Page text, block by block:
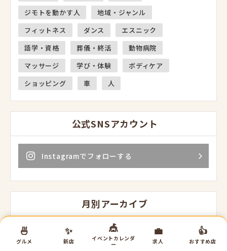
ジモトを動かす人
地域・ジャンル
フィットネス
ダンス
エスニック
語学・資格
葬儀・終活
動物病院
マッサージ
学び・体験
ボディケア
ショッピング
車 人
公式SNSアカウント
Instagramでフォローする
月別アーカイブ
2026年8月
🍜
グルメ
✨
新店
🎪
イベントカレンダ
ー
💼
求人
👍
おすすめ店